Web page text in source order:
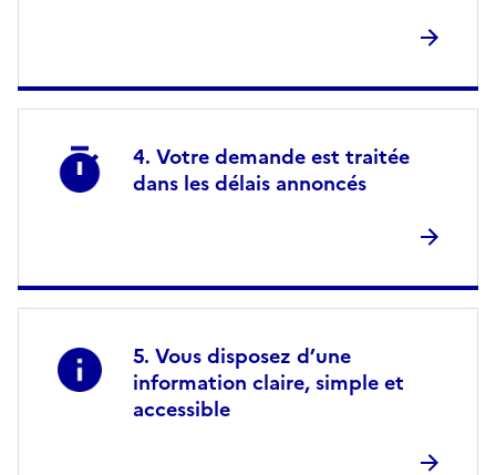
Votre demande est traitée
dans les délais annoncés
Vous disposez d’une
information claire, simple et
accessible